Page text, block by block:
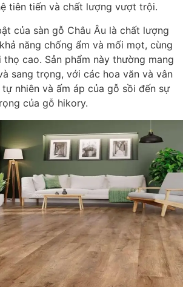
tiên tiến và chất lượng vượt trội.
của sàn gỗ Châu Âu là chất lượng
năng chống ẩm và mối mọt, cùng
cao. Sản phẩm này thường mang
sang trọng, với các hoa văn và vân
nhiên và ấm áp của gỗ sồi đến sự
của gỗ hikory.